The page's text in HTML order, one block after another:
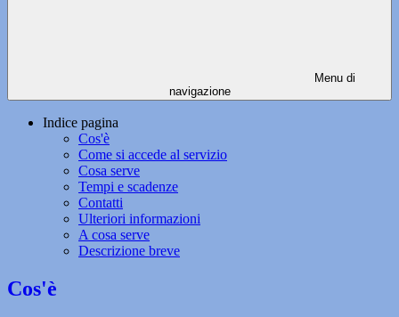
Menu di
navigazione
Indice pagina
Cos'è
Come si accede al servizio
Cosa serve
Tempi e scadenze
Contatti
Ulteriori informazioni
A cosa serve
Descrizione breve
Cos'è